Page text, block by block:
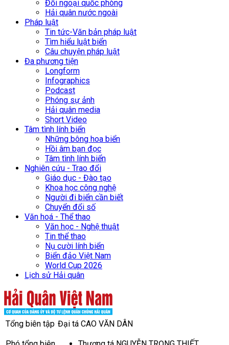
Đối ngoại quốc phòng
Hải quân nước ngoài
Pháp luật
Tin tức-Văn bản pháp luật
Tìm hiểu luật biển
Câu chuyện pháp luật
Đa phương tiện
Longform
Infographics
Podcast
Phóng sự ảnh
Hải quân media
Short Video
Tâm tình lính biển
Những bông hoa biển
Hồi âm bạn đọc
Tâm tình lính biển
Nghiên cứu - Trao đổi
Giáo dục - Đào tạo
Khoa học công nghệ
Người đi biển cần biết
Chuyển đổi số
Văn hoá - Thể thao
Văn học - Nghệ thuật
Tin thể thao
Nụ cười lính biển
Biển đảo Việt Nam
World Cup 2026
Lịch sử Hải quân
Tổng biên tập Đại tá CAO VĂN DÂN